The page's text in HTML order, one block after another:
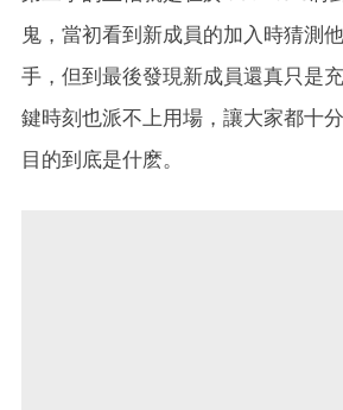
鬼，當初看到新成員的加入時猜測
手，但到最後發現新成員還真只是
鍵時刻也派不上用場，讓大家都十
目的到底是什麽。